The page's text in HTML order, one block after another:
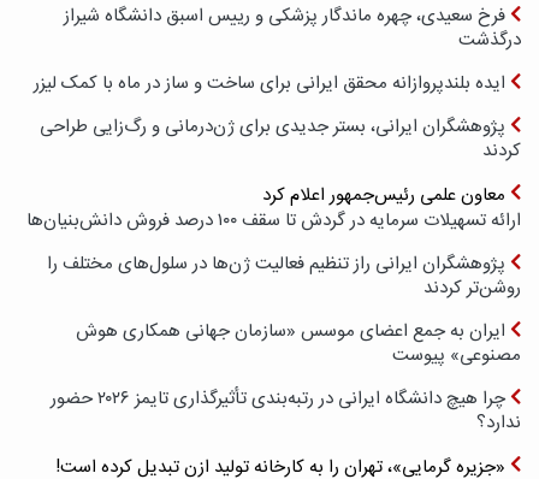
فرخ سعیدی، چهره ماندگار پزشکی و رییس اسبق دانشگاه شیراز
درگذشت
ایده بلندپروازانه محقق ایرانی برای ساخت و ساز در ماه با کمک لیزر
پژوهشگران ایرانی، بستر جدیدی برای ژن‌درمانی و رگ‌زایی طراحی
کردند
معاون علمی رئیس‌جمهور اعلام کرد
ارائه تسهیلات سرمایه در گردش تا سقف ۱۰۰ درصد فروش دانش‌بنیان‌ها
پژوهشگران ایرانی راز تنظیم فعالیت ژن‌ها در سلول‌های مختلف را
روشن‌تر کردند
ایران به جمع اعضای موسس «سازمان جهانی همکاری هوش
مصنوعی» پیوست
چرا هیچ دانشگاه ایرانی در رتبه‌بندی تأثیرگذاری تایمز ۲۰۲۶ حضور
ندارد؟
«جزیره گرمایی»، تهران را به کارخانه تولید ازن تبدیل کرده است!